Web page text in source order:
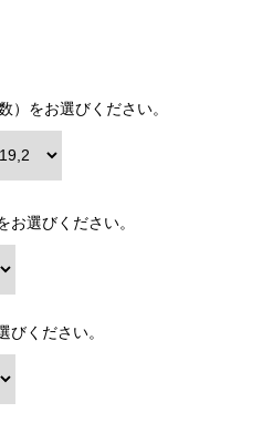
）をお選びください。
お選びください。
びください。